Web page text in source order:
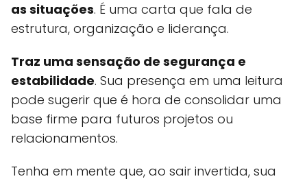
as situações. É uma carta que fala de
estrutura, organização e liderança.
Traz uma sensação de segurança e
estabilidade. Sua presença em uma leitura
pode sugerir que é hora de consolidar uma
base firme para futuros projetos ou
relacionamentos.
Tenha em mente que, ao sair invertida, sua